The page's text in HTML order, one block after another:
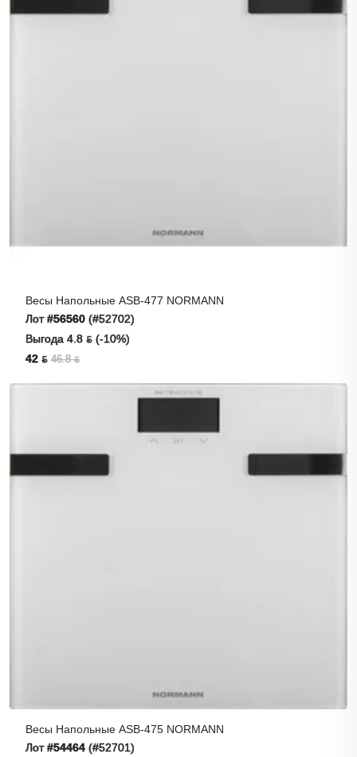
Весы Напольные ASB-477 NORMANN
Лот#56560 (#52702)
Выгода 4.8 ƃ (-10%)
42 ƃ 46.8 ƃ
Весы Напольные ASB-475 NORMANN
Лот#54464 (#52701)